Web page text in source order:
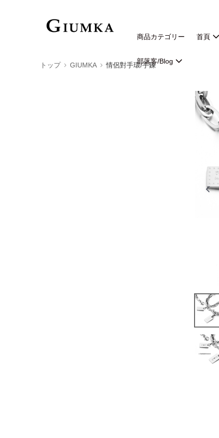
商品カテゴリー 首頁
部落客/Blog
トップ GIUMKA 情侶對手環/手鍊